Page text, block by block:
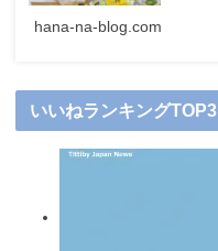
hana-na-blog.com
いいねランキングTOP3